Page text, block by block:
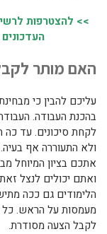
>> להצטרפות
האם מותר
עליכם להבין כי
בהכנת העבודה.
לקחת סיכונים. עד כה
ולא התעוררה אף
אתכם בציון המיוחל
ואתם יכולים לנצל
הלימודים גם ככה
מעמסות על הראש. כל
לקבל הצעה מסודרת.